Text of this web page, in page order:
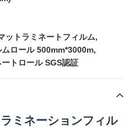
ットラミネートフィルム,
ムロール 500mm*3000m,
トロール SGS認証
ミネーションフィル